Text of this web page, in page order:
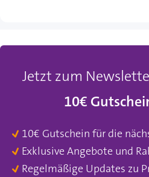
Jetzt zum
10€
10€ Gutschein für die
Exklusive Angebote und
Regelmäßige Updates zu